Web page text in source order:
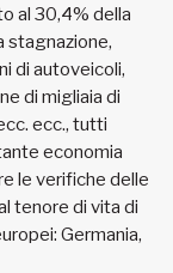
al 30,4% della
stagnazione,
di autoveicoli,
di migliaia di
ecc., tutti
economia
le verifiche delle
tenore di vita di
Germania,